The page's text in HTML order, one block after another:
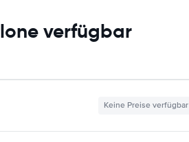
verfügbar
Keine Preise verfügbar